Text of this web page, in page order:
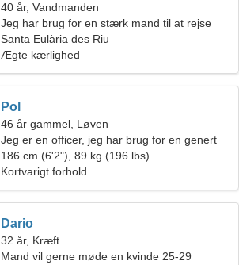
40 år, Vandmanden
Jeg har brug for en stærk mand til at rejse
sammen
Santa Eulària des Riu
Ægte kærlighed
Pol
46 år gammel, Løven
Jeg er en officer, jeg har brug for en genert
kvinde
186 cm (6'2"), 89 kg (196 lbs)
Kortvarigt forhold
Dario
32 år, Kræft
Mand vil gerne møde en kvinde 25-29